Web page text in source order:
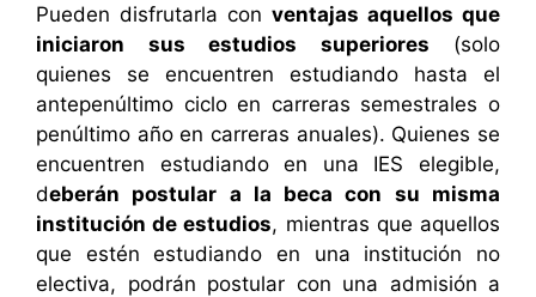
Pueden disfrutarla con ventajas aquellos que
iniciaron sus estudios superiores (solo
quienes se encuentren estudiando hasta el
antepenúltimo ciclo en carreras semestrales o
penúltimo año en carreras anuales). Quienes se
encuentren estudiando en una IES elegible,
deberán postular a la beca con su misma
institución de estudios, mientras que aquellos
que estén estudiando en una institución no
electiva, podrán postular con una admisión a